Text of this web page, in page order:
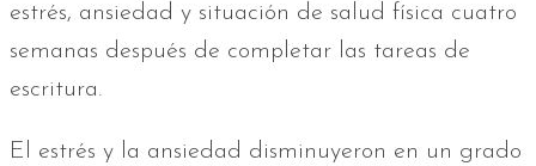
estrés, ansiedad y situación de salud física cuatro
semanas después de completar las tareas de
escritura.
El estrés y la ansiedad disminuyeron en un grado